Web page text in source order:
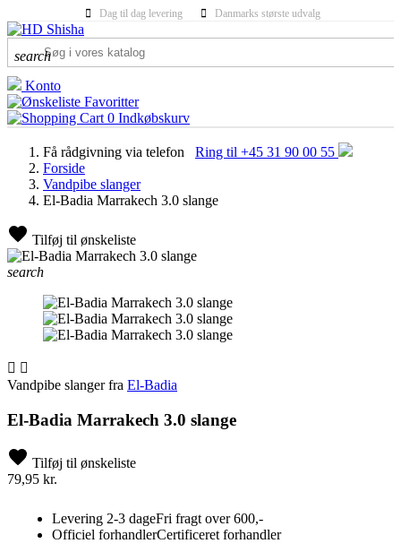
Dag til dag levering Danmarks største udvalg
search
Konto
Favoritter
0 Indkøbskurv
Få rådgivning via telefon
Ring til +45 31 90 00 55
Forside
Vandpibe slanger
El-Badia Marrakech 3.0 slange
Tilføj til ønskeliste
search
 
Vandpibe slanger fra El-Badia
El-Badia Marrakech 3.0 slange
Tilføj til ønskeliste
79,95 kr.
Levering 2-3 dageFri fragt over 600,-
Officiel forhandlerCertificeret forhandler